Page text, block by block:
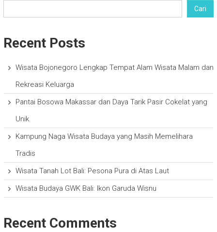
Cari
Recent Posts
Wisata Bojonegoro Lengkap Tempat Alam Wisata Malam dan
Rekreasi Keluarga
Pantai Bosowa Makassar dan Daya Tarik Pasir Cokelat yang
Unik
Kampung Naga Wisata Budaya yang Masih Memelihara
Tradis
Wisata Tanah Lot Bali: Pesona Pura di Atas Laut
Wisata Budaya GWK Bali: Ikon Garuda Wisnu
Recent Comments